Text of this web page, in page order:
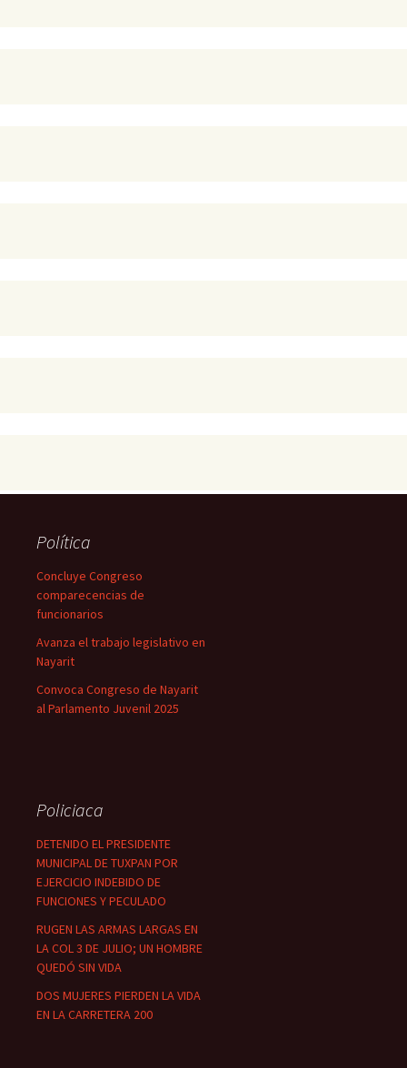
Política
Concluye Congreso
comparecencias de
funcionarios
Avanza el trabajo legislativo en
Nayarit
Convoca Congreso de Nayarit
al Parlamento Juvenil 2025
Policiaca
DETENIDO EL PRESIDENTE
MUNICIPAL DE TUXPAN POR
EJERCICIO INDEBIDO DE
FUNCIONES Y PECULADO
RUGEN LAS ARMAS LARGAS EN
LA COL 3 DE JULIO; UN HOMBRE
QUEDÓ SIN VIDA
DOS MUJERES PIERDEN LA VIDA
EN LA CARRETERA 200